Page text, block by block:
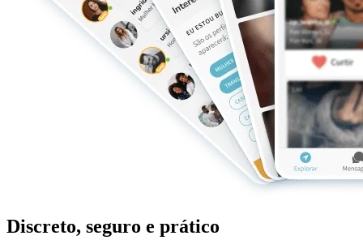
Discreto, seguro e prático